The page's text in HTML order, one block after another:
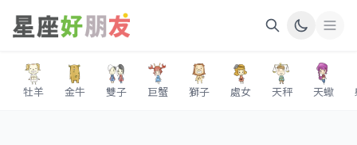
牡羊 金牛 雙子 巨蟹 獅子 處女 天秤 天蠍